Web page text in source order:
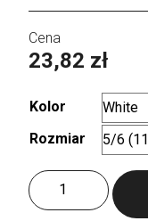
23,82 zł
Kolor
Rozmiar
ilość
Kids